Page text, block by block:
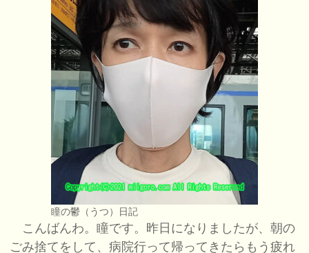
瞳の鬱（うつ）日記
こんばんわ。瞳です。昨日になりましたが、朝の
ごみ捨てをして、病院行って帰ってきたらもう疲れ